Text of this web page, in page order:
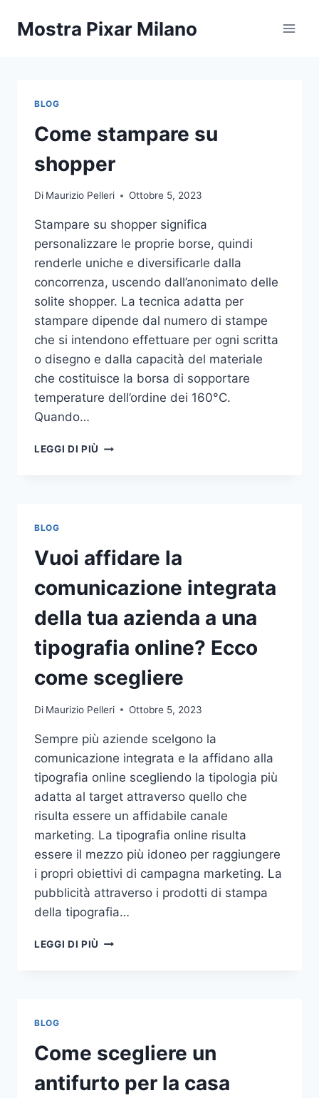
Mostra Pixar Milano
BLOG
Come stampare su
shopper
Di Maurizio Pelleri Ottobre 5, 2023
Stampare su shopper significa
personalizzare le proprie borse, quindi
renderle uniche e diversificarle dalla
concorrenza, uscendo dall’anonimato delle
solite shopper. La tecnica adatta per
stampare dipende dal numero di stampe
che si intendono effettuare per ogni scritta
o disegno e dalla capacità del materiale
che costituisce la borsa di sopportare
temperature dell’ordine dei 160°C.
Quando…
LEGGI DI PIÙ COME
BLOG
Vuoi affidare la
comunicazione integrata
della tua azienda a una
tipografia online? Ecco
come scegliere
Di Maurizio Pelleri Ottobre 5, 2023
Sempre più aziende scelgono la
comunicazione integrata e la affidano alla
tipografia online scegliendo la tipologia più
adatta al target attraverso quello che
risulta essere un affidabile canale
marketing. La tipografia online risulta
essere il mezzo più idoneo per raggiungere
i propri obiettivi di campagna marketing. La
pubblicità attraverso i prodotti di stampa
della tipografia…
LEGGI DI PIÙ VUOI
A
UNA
TIPOGRAFIA
BLOG
Come scegliere un
antifurto per la casa